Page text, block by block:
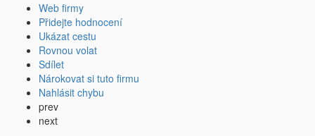
Web firmy
Přidejte hodnocení
Ukázat cestu
Rovnou volat
Sdílet
Nárokovat si tuto firmu
Nahlásit chybu
prev
next